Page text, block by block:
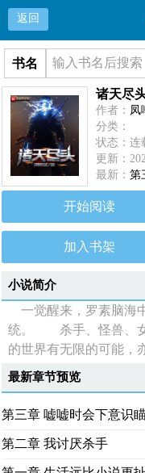
返回
书名
诸天尽
作者： 凤
分类：
状态：连
更新：
最新：第
开始阅读
加入书架
小说简介
一觉醒来，罗素脑海
统。 杀手、怪兽、
的世界有无限的可能，
最新章节预览
第三章 嘘嘘时会下意识
第二章 我讨厌杀手